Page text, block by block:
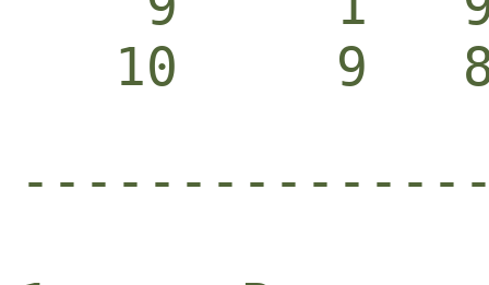
-------------------------------------------------------------------------------------------------------------

1      B                                      2      D5            
Nord   943                                    Ost    9832          
Keine  K108754                                N-S    D953          
       AKD                                           854           
842           AD103                           KB982         A10643 
AD7           8652                            AB            7      
ADB           96                              AKB104        7      
10653         982                             9             KB10632
       K9765                                         7             
       KB10                                          KD10654       
       32                                            862           
       B74                                           AD7           

2K N 90                                       6P O -980            
       T  K  H  P  N                                 T  K  H  P  N
NS     6  8  6  7  6                          NS     2  2  6  1  3 
O      6  5  7  6  6                          OW    11 10  5 12  8 
W      7  :  :  :  7 


Paar  Kont      Aus  Ergebnis     Score       Paar  Kont      Aus  Ergebnis     Score   
 5 2  1N   N +1